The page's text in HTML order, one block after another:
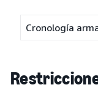
Cronología